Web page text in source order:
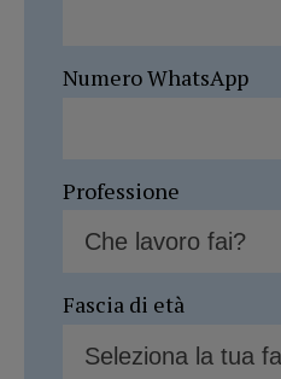
Numero WhatsApp
Professione
Fascia di età